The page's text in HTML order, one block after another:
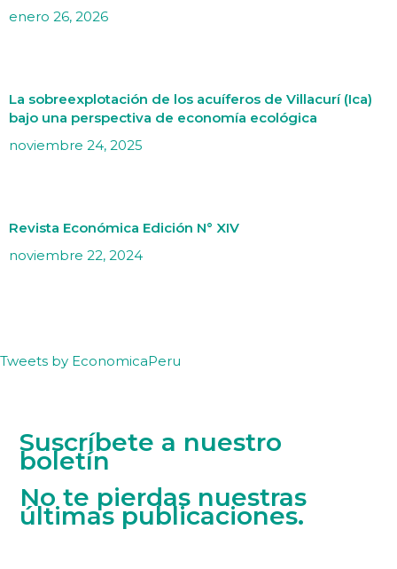
enero 26, 2026
La sobreexplotación de los acuíferos de Villacurí (Ica)
bajo una perspectiva de economía ecológica
noviembre 24, 2025
Revista Económica Edición N° XIV
noviembre 22, 2024
Tweets by EconomicaPeru
Suscríbete a nuestro
boletín
No te pierdas nuestras
últimas publicaciones.